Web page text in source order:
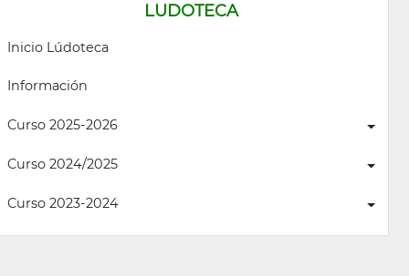
LUDOTECA
Inicio Lúdoteca
Información
Curso 2025-2026
Curso 2024/2025
Curso 2023-2024